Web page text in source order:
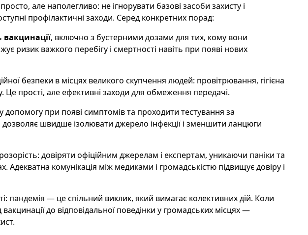
але наполегливо: не ігнорувати базові засоби захисту і
профілактичні заходи. Серед конкретних порад:
вакцинації, включно з бустерними дозами для тих, кому вони
ризик важкого перебігу і смертності навіть при появі нових
безпеки в місцях великого скупчення людей: провітрювання, гігієна
Це прості, але ефективні заходи для обмеження передачі.
при появі симптомів та проходити тестування за
швидше ізолювати джерело інфекції і зменшити ланцюги
довіряти офіційним джерелам і експертам, уникаючи паніки та
Адекватна комунікація між медиками і громадськістю підвищує довіру і
пандемія — це спільний виклик, який вимагає колективних дій. Коли
до відповідальної поведінки у громадських місцях —